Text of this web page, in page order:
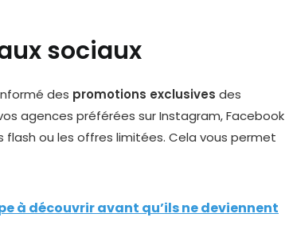
sociaux
des promotions exclusives des
agences préférées sur Instagram, Facebook
flash ou les offres limitées. Cela vous permet
à découvrir avant qu’ils ne deviennent